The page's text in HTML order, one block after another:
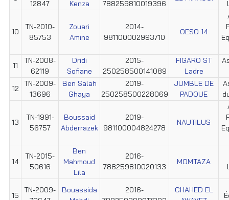
12847
Kenza
788259810019396
10
TN-2010-
85753
Zouari
Amine
2014-
981100002993710
OESO 14
11
TN-2008-
62119
Dridi
Sofiane
2015-
250258500141089
FIGARO ST
Ladre
12
TN-2009-
13696
Ben Salah
Ghaya
2019-
250258500228069
JUMBLE DE
PADOUE
13
TN-1991-
56757
Boussaid
Abderrazek
2019-
981100004824278
NAUTILUS
14
TN-2015-
50616
Ben
Mahmoud
Lila
2016-
788259810020133
MOMTAZA
15
TN-2009-
Bouassida
2016-
CHAHED EL